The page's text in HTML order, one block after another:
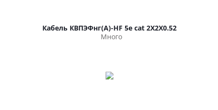
Кабель КВПЭФнг(А)-HF 5е cat 2Х2Х0.52
Много